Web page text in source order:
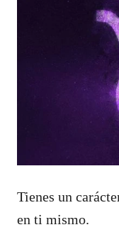
Tienes un
en ti mismo.